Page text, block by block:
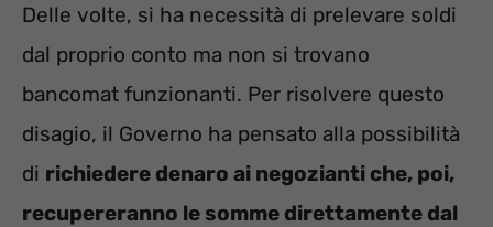
Delle volte, si ha necessità di prelevare soldi
dal proprio conto ma non si trovano
bancomat funzionanti. Per risolvere questo
disagio, il Governo ha pensato alla possibilità
di richiedere denaro ai negozianti che, poi,
recupereranno le somme direttamente dal